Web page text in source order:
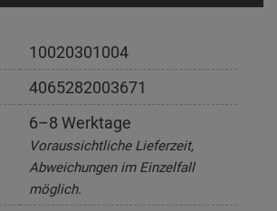
10020301004
4065282003671
6–8 Werktage
Voraussichtliche Lieferzeit,
Abweichungen im Einzelfall
möglich.